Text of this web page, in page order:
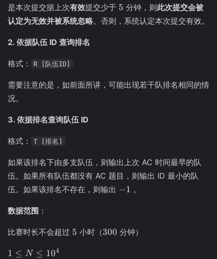
是本次提交据上次有效提交少于 5
5 分钟，则此次提交会被
认定为无效并被系统忽略。否则，系统认定本次提交有效。
2. 依据队伍 ID 查询排名
格式： R [队伍ID]
需要注意的是，如前面所讲，可能出现若干队排名相同的情
况。
3. 依据排名查询队伍 ID
格式： T [排名]
如果该排名下由多支队伍，则输出上次 AC 时间最早的队
伍。如果所有队伍都没有 AC 题目，则输出 ID 最小的队
伍。如果该排名不存在，则输出 -1
−1 。
数据范围 ：
比赛时长不会超过 5
5 小时（300
300 分钟）
1 \le
1 ≤ N ≤ 104